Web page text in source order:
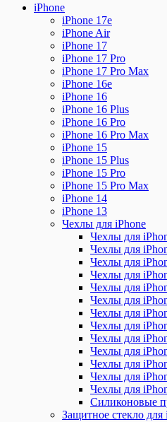
iPhone
iPhone 17e
iPhone Air
iPhone 17
iPhone 17 Pro
iPhone 17 Pro Max
iPhone 16e
iPhone 16
iPhone 16 Plus
iPhone 16 Pro
iPhone 16 Pro Max
iPhone 15
iPhone 15 Plus
iPhone 15 Pro
iPhone 15 Pro Max
iPhone 14
iPhone 13
Чехлы для iPhone
Чехлы для
Чехлы для
Чехлы для
Чехлы для
Чехлы для
Чехлы для
Чехлы для
Чехлы для
Чехлы для
Чехлы для
Чехлы для
Чехлы для
Чехлы для
Силиконовые
Защитное стекло для